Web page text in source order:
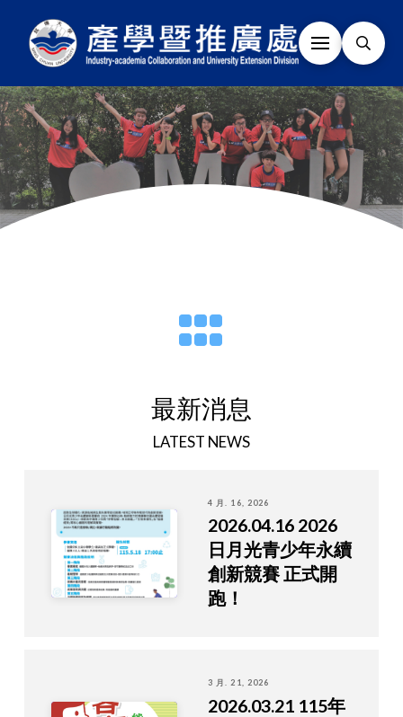
最新消息
LATEST NEWS
4 月. 16, 2026
2026.04.16 2026
日月光青少年永續
創新競賽 正式開
跑！
3 月. 21, 2026
2026.03.21 115年